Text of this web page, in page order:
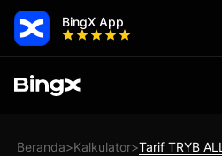
BingX App
Beranda>Kalkulator>Tarif TRYB ALL